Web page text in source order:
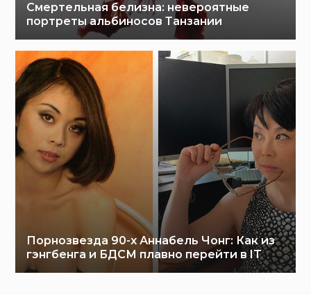
Смертельная белизна: невероятные
портреты альбиносов Танзании
Порнозвезда 90-х Аннабель Чонг: Как из
гэнгбенга и БДСМ плавно перейти в IT